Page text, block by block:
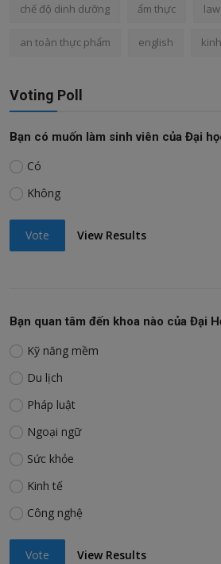
chế độ dinh dưỡng ẩm thực law
an toàn thực phẩm english
Voting Poll
Bạn có muốn làm sinh viên của Đại
Có
Không
Vote View Results
Bạn quan tâm đến khoa nào của Đại
Kỹ năng mềm
Du lịch
Pháp luật
Ngoại ngữ
Sức khỏe
Kinh tế
Công nghệ
Vote View Results